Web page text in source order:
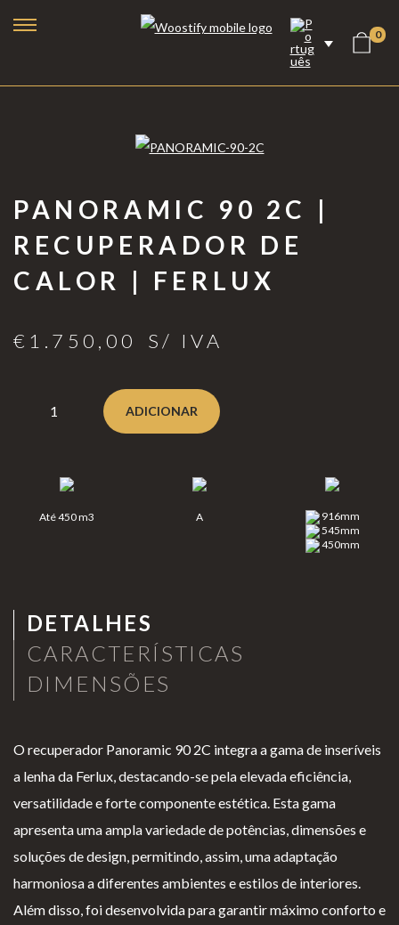
0
PANORAMIC 90 2C |
RECUPERADOR DE
CALOR | FERLUX
€ 1.750,00 S/ IVA
ADICIONAR
Até 450 m3 A
916mm
545mm
450mm
DETALHES
CARACTERÍSTICAS
DIMENSÕES
O recuperador Panoramic 90 2C integra a gama de inseríveis
a lenha da Ferlux, destacando-se pela elevada eficiência,
versatilidade e forte componente estética. Esta gama
apresenta uma ampla variedade de potências, dimensões e
soluções de design, permitindo, assim, uma adaptação
harmoniosa a diferentes ambientes e estilos de interiores.
Além disso, foi desenvolvida para garantir máximo conforto e
Lareiras a Bioetanol
Moon
Planik
Chão
Lareir
Lareiras a Vapor de Água
Lareiras a Gás
Aquecimento de Exterior
Cozinhar no Exterior
Portefólio
Promoções
INFORMAÇÃO
Para Profissionais
A CLEARFIRE